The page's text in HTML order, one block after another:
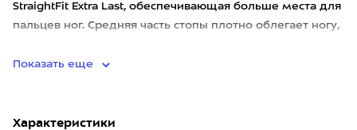
StraightFit Extra Last, обеспечивающая больше места для
пальцев ног. Средняя часть стопы плотно облегает ногу,
Показать еще
Характеристики